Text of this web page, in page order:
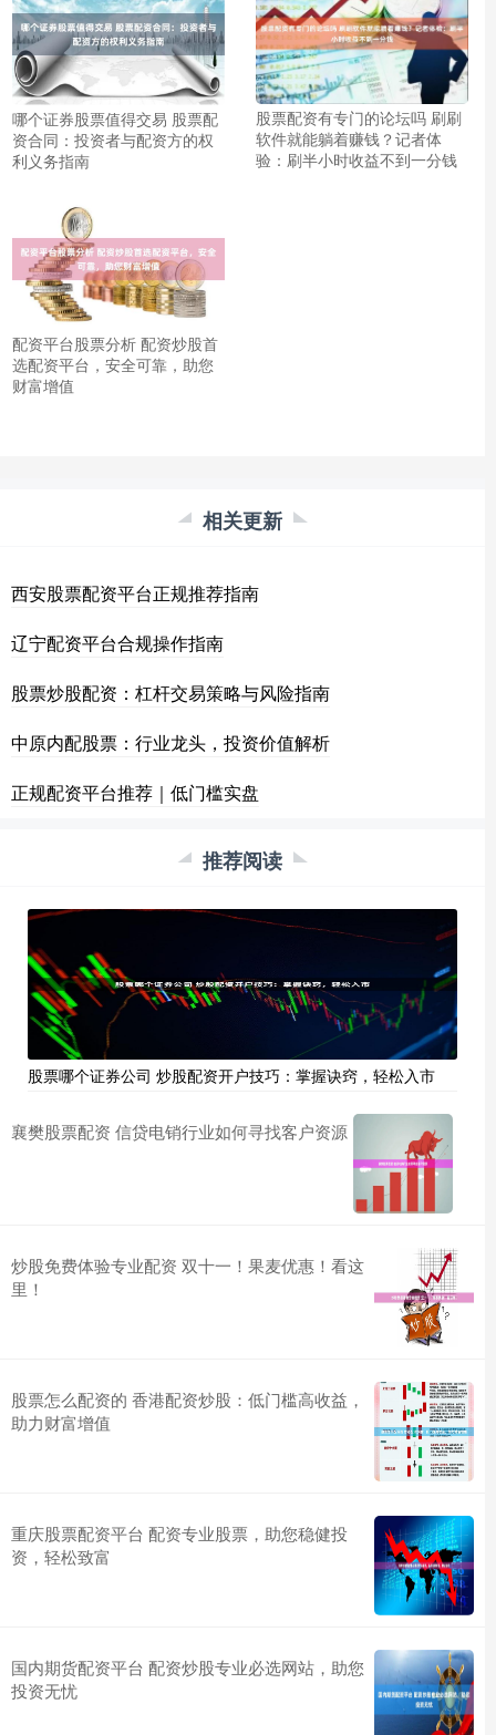
哪个证券股票值得交易 股票配
资合同：投资者与配资方的权
利义务指南
股票配资有专门的论坛吗 刷刷
软件就能躺着赚钱？记者体
验：刷半小时收益不到一分钱
配资平台股票分析 配资炒股首
选配资平台，安全可靠，助您
财富增值
相关更新
西安股票配资平台正规推荐指南
辽宁配资平台合规操作指南
股票炒股配资：杠杆交易策略与风险指南
中原内配股票：行业龙头，投资价值解析
正规配资平台推荐｜低门槛实盘
推荐阅读
股票哪个证券公司 炒股配资开户技巧：掌握诀窍，轻松入市
襄樊股票配资 信贷电销行业如何寻找客户资源
炒股免费体验专业配资 双十一！果麦优惠！看这
里！
股票怎么配资的 香港配资炒股：低门槛高收益，
助力财富增值
重庆股票配资平台 配资专业股票，助您稳健投
资，轻松致富
国内期货配资平台 配资炒股专业必选网站，助您
投资无忧